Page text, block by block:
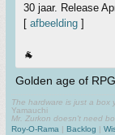
30 jaar. Release
[ afbeelding ]
🐐
Golden age of
The hardware is just a box
Yamauchi
Mr. Zurkon doesn't need
Roy-O-Rama
Backlog